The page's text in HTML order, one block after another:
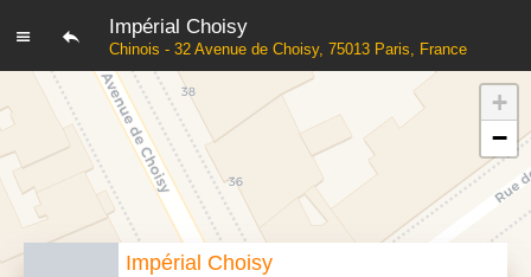
Impérial Choisy
Chinois - 32 Avenue de Choisy, 75013 Paris, France
Impérial Choisy
+
−